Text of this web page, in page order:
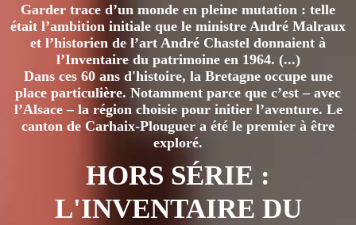
Garder trace d’un monde en pleine mutation : telle
était l’ambition initiale que le ministre André Malraux
et l’historien de l’art André Chastel donnaient à
l’Inventaire du patrimoine en 1964. (...)
Dans ces 60 ans d'histoire, la Bretagne occupe une
place particulière. Notamment parce que c’est – avec
l’Alsace – la région choisie pour initier l’aventure. Le
canton de Carhaix-Plouguer a été le premier à être
exploré.
HORS SÉRIE :
L'INVENTAIRE DU